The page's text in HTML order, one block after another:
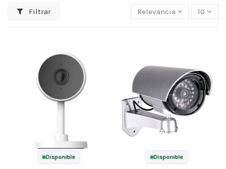
Filtrar Relevancia 10
Disponible Disponible